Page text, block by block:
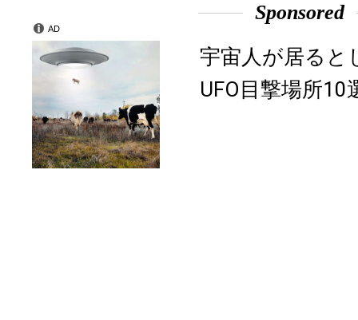
Sponsored
宇宙人が居ると
UFO目撃場所10
AD